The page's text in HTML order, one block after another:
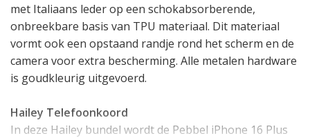
met Italiaans leder op een schokabsorberende,
onbreekbare basis van TPU materiaal. Dit materiaal
vormt ook een opstaand randje rond het scherm en de
camera voor extra bescherming. Alle metalen hardware
is goudkleurig uitgevoerd.
Hailey Telefoonkoord
In deze Hailey bundel wordt de Pebbel iPhone 16 Plus